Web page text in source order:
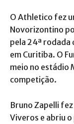
O Athletico fez
Novorizontino
pela 24ª rodada
em Curitiba. O
meio no estádio
competição.
Bruno Zapelli
Viveros e abriu